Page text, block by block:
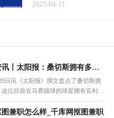
2023-04-21
全球快资讯丨太阳报：桑切斯拥有多辆豪车，包括宾利、路虎揽胜、奥迪R8等
日讯《太阳报》撰文盘点了桑切斯拥
位目前在马赛踢球的球星拥有宾利、
奥
兼职怎么样_千库网抠图兼职